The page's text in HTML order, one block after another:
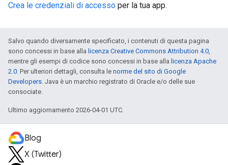
Crea le credenziali di accesso per la tua app.
Salvo quando diversamente specificato, i contenuti di questa pagina
sono concessi in base alla licenza Creative Commons Attribution 4.0,
mentre gli esempi di codice sono concessi in base alla licenza Apache
2.0. Per ulteriori dettagli, consulta le norme del sito di Google
Developers. Java è un marchio registrato di Oracle e/o delle sue
consociate.
Ultimo aggiornamento 2026-04-01 UTC.
Blog
X (Twitter)